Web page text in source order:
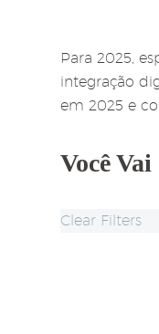
Para 2025,
integração
em 2025 e
Você
Clear Filters